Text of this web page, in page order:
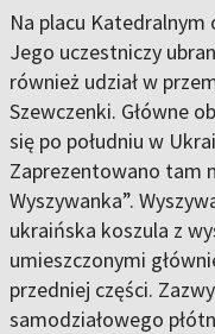
Na placu Katedralnym
Jego uczestniczy
również udział w
Szewczenki. Główne
się po południu w
Zaprezentowano tam
Wyszywanka”.
ukraińska koszula z
umieszczonymi
przedniej części.
samodziałowego